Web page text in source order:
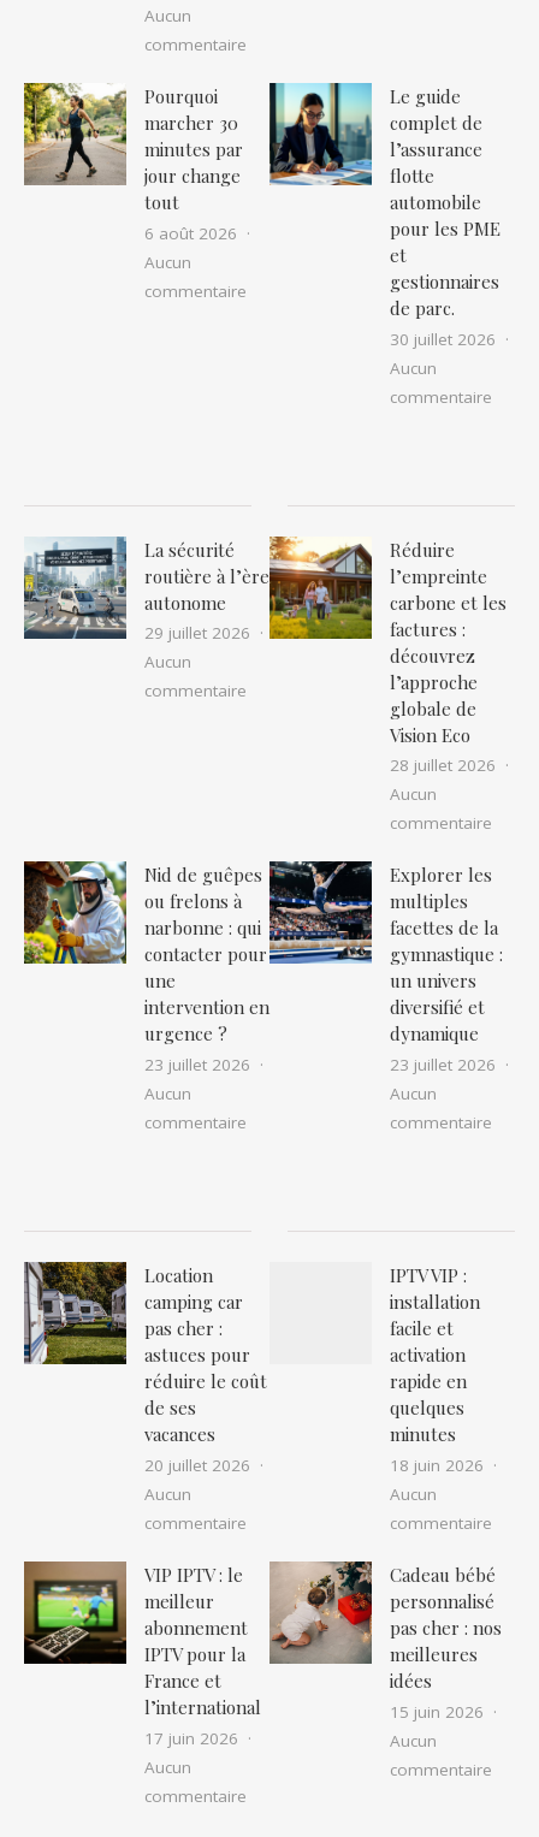
Aucun
commentaire
Pourquoi
marcher 30
minutes par
jour change
tout
6 août 2026
Aucun
commentaire sur Pourquoi marcher 30 minutes
Le guide
complet de
l’assurance
flotte
automobile
pour les PME
et
gestionnaires
de parc.
30 juillet 2026
Aucun
commentaire
La sécurité
routière à l’ère
autonome
29 juillet 2026
Aucun
commentaire sur La sécurité routière à l’ère
Réduire
l’empreinte
carbone et les
factures :
découvrez
l’approche
globale de
Vision Eco
28 juillet 2026
Aucun
commentaire
Nid de guêpes
ou frelons à
narbonne : qui
contacter pour
une
intervention en
urgence ?
23 juillet 2026
Aucun
commentaire sur Nid de guêpes ou frelons à
Explorer les
multiples
facettes de la
gymnastique :
un univers
diversifié et
dynamique
23 juillet 2026
Aucun
commentaire
Location
camping car
pas cher :
astuces pour
réduire le coût
de ses
vacances
20 juillet 2026
Aucun
commentaire sur Location camping car pas cher :
IPTV VIP :
installation
facile et
activation
rapide en
quelques
minutes
18 juin 2026
Aucun
commentaire
VIP IPTV : le
meilleur
abonnement
IPTV pour la
France et
l’international
17 juin 2026
Aucun
commentaire
Cadeau bébé
personnalisé
pas cher : nos
meilleures
idées
15 juin 2026
Aucun
commentaire